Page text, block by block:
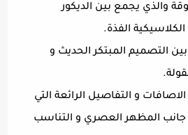
والذي يجمع بين الديكور
الفذة.
التصميم المبتكر الحديث و
و التفاصيل الرائعة التي
جانب المظهر العصري و التناسب